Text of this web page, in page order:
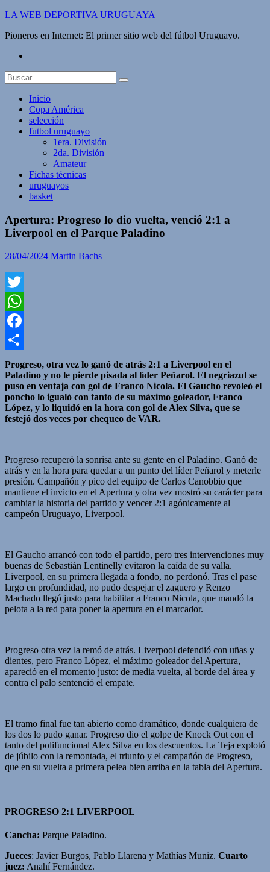
Saltar
contenido
LA WEB DEPORTIVA URUGUAYA
Pioneros en Internet: El primer sitio web del fútbol Uruguayo.
Buscar:
Inicio
Copa América
selección
futbol uruguayo
1era. División
2da. División
Amateur
Fichas técnicas
uruguayos
basket
Apertura: Progreso lo dio vuelta, venció 2:1 a
Liverpool en el Parque Paladino
28/04/2024 Martin Bachs
Twitter
WhatsApp
Facebook
Compartir
Progreso, otra vez lo ganó de atrás 2:1 a Liverpool en el
Paladino y no le pierde pisada al líder Peñarol. El negriazul se
puso en ventaja con gol de Franco Nicola. El Gaucho revoleó el
poncho lo igualó con tanto de su máximo goleador, Franco
López, y lo liquidó en la hora con gol de Alex Silva, que se
festejó dos veces por chequeo de VAR.
Progreso recuperó la sonrisa ante su gente en el Paladino. Ganó de
atrás y en la hora para quedar a un punto del líder Peñarol y meterle
presión. Campañón y pico del equipo de Carlos Canobbio que
mantiene el invicto en el Apertura y otra vez mostró su carácter para
cambiar la historia del partido y vencer 2:1 agónicamente al
campeón Uruguayo, Liverpool.
El Gaucho arrancó con todo el partido, pero tres intervenciones muy
buenas de Sebastián Lentinelly evitaron la caída de su valla.
Liverpool, en su primera llegada a fondo, no perdonó. Tras el pase
largo en profundidad, no pudo despejar el zaguero y Renzo
Machado llegó justo para habilitar a Franco Nicola, que mandó la
pelota a la red para poner la apertura en el marcador.
Progreso otra vez la remó de atrás. Liverpool defendió con uñas y
dientes, pero Franco López, el máximo goleador del Apertura,
apareció en el momento justo: de media vuelta, al borde del área y
contra el palo sentenció el empate.
El tramo final fue tan abierto como dramático, donde cualquiera de
los dos lo pudo ganar. Progreso dio el golpe de Knock Out con el
tanto del polifuncional Alex Silva en los descuentos. La Teja explotó
de júbilo con la remontada, el triunfo y el campañón de Progreso,
que en su vuelta a primera pelea bien arriba en la tabla del Apertura.
PROGRESO 2:1 LIVERPOOL
Cancha: Parque Paladino.
Jueces: Javier Burgos, Pablo Llarena y Mathías Muniz. Cuarto
juez: Anahí Fernández.